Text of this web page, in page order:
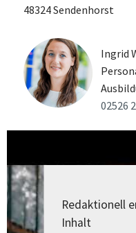
48324 Sendenhorst
Ingrid
02526
Redaktionell
Inhalt